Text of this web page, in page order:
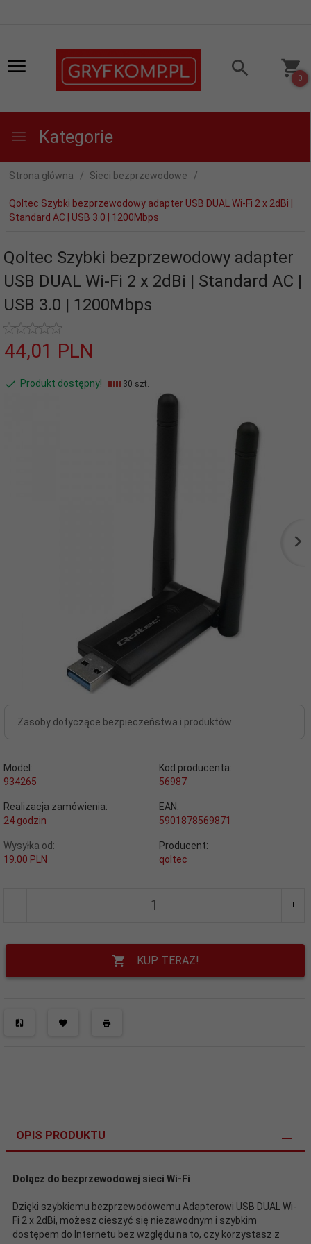
0
Kategorie
Strona główna Sieci bezprzewodowe
Qoltec Szybki bezprzewodowy adapter USB DUAL Wi-Fi 2 x 2dBi |
Standard AC | USB 3.0 | 1200Mbps
Qoltec Szybki bezprzewodowy adapter
USB DUAL Wi-Fi 2 x 2dBi | Standard AC |
USB 3.0 | 1200Mbps
44,01 PLN
Produkt dostępny! 30 szt.
Zasoby dotyczące bezpieczeństwa i produktów
Model:
934265
Kod producenta:
56987
Realizacja zamówienia:
24 godzin
EAN:
5901878569871
Wysyłka od:
19.00 PLN
Producent:
qoltec
KUP TERAZ!
OPIS PRODUKTU
Dołącz do bezprzewodowej sieci Wi-Fi
Dzięki szybkiemu bezprzewodowemu Adapterowi USB DUAL Wi-
Fi 2 x 2dBi, możesz cieszyć się niezawodnym i szybkim
dostępem do Internetu bez względu na to, czy korzystasz z